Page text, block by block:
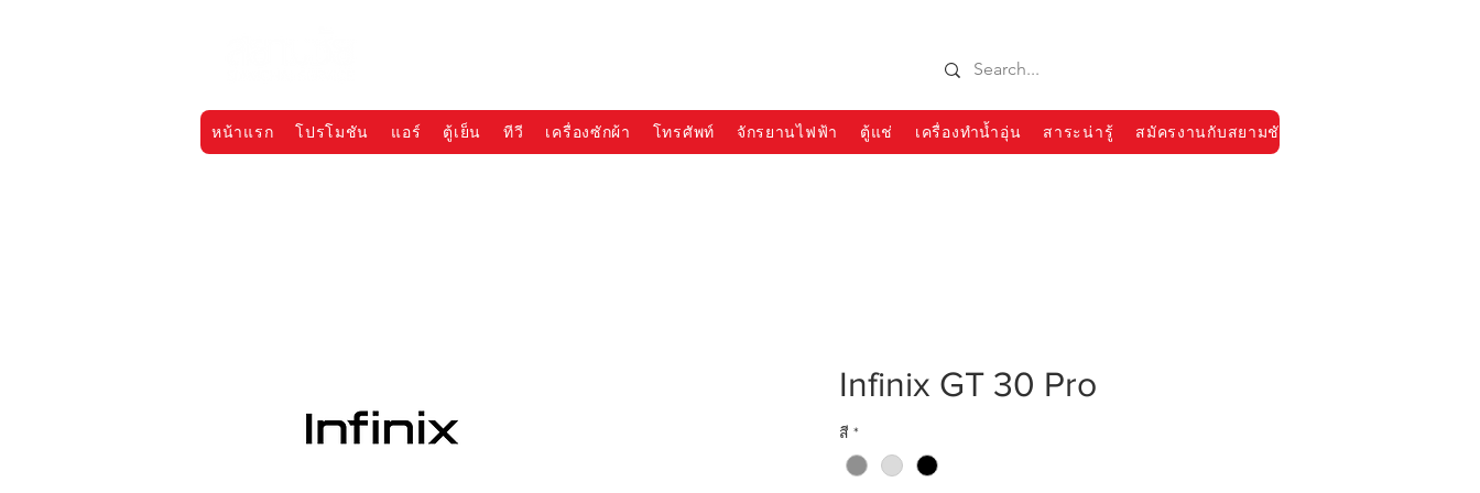
หน้าแรก โปรโมชัน แอร์ ตู้เย็น ทีวี เครื่องซักผ้า โทรศัพท์ จักรยานไฟฟ้า ตู้แช่ เครื่องทำน้ำอุ่น สาระน่ารู้ สมัครงานกับสยามชัย
Infinix GT 30 Pro
สี *